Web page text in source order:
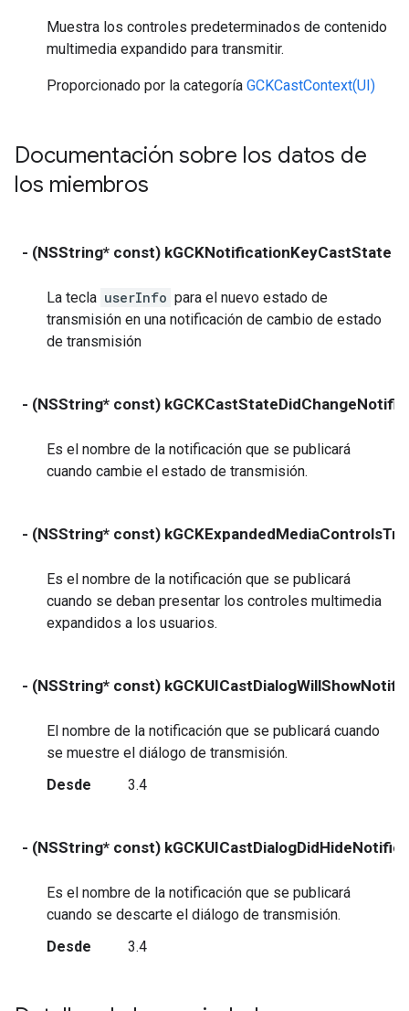
Muestra los controles predeterminados de contenido
multimedia expandido para transmitir.
Proporcionado por la categoría GCKCastContext(UI)
Documentación sobre los datos de
los miembros
- (NSString* const) kGCKNotificationKeyCastState
La tecla userInfo para el nuevo estado de
transmisión en una notificación de cambio de estado
de transmisión
- (NSString* const)
Es el nombre de la notificación que se publicará
cuando cambie el estado de transmisión.
- (NSString* const)
Es el nombre de la notificación que se publicará
cuando se deban presentar los controles multimedia
expandidos a los usuarios.
- (NSString* const)
El nombre de la notificación que se publicará cuando
se muestre el diálogo de transmisión.
Desde
3.4
- (NSString* const)
Es el nombre de la notificación que se publicará
cuando se descarte el diálogo de transmisión.
Desde
3.4